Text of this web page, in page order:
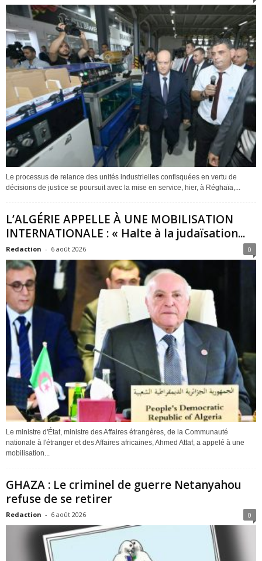
Le processus de relance des unités industrielles confisquées en vertu de
décisions de justice se poursuit avec la mise en service, hier, à Réghaïa,...
L’ALGÉRIE APPELLE À UNE MOBILISATION
INTERNATIONALE : « Halte à la judaïsation...
Redaction - 6 août 2026 0
Le ministre d'État, ministre des Affaires étrangères, de la Communauté
nationale à l'étranger et des Affaires africaines, Ahmed Attaf, a appelé à une
mobilisation...
GHAZA : Le criminel de guerre Netanyahou
refuse de se retirer
Redaction - 6 août 2026 0